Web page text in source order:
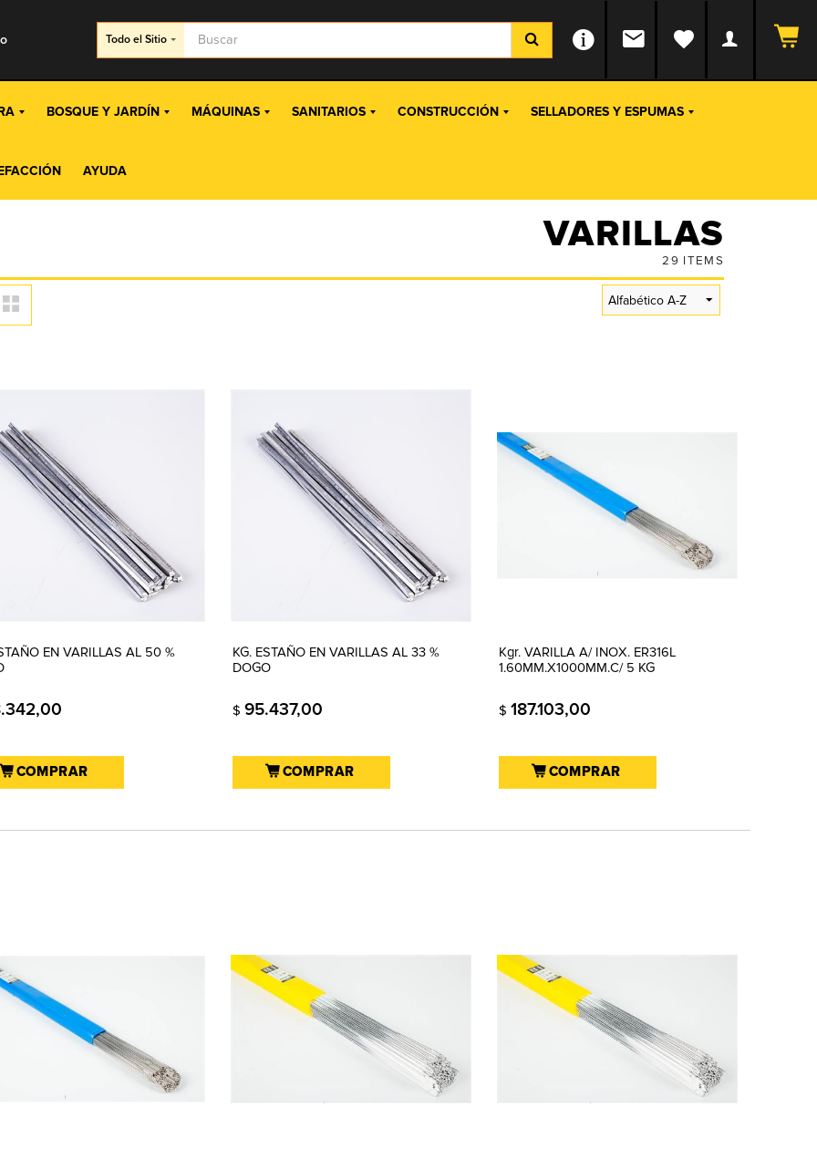
Todo el Sitio
BOSQUE Y JARDÍN MÁQUINAS SANITARIOS CONSTRUCCIÓN SELLADORES Y ESPUMAS
AYUDA
VARILLAS
29 ITEMS
EN VARILLAS AL 50 %
COMPRAR
KG. ESTAÑO EN VARILLAS AL 33 %
DOGO
$ 95.437,00
COMPRAR
Kgr. VARILLA A/ INOX. ER316L
1.60MM.X1000MM.C/ 5 KG
$ 187.103,00
COMPRAR